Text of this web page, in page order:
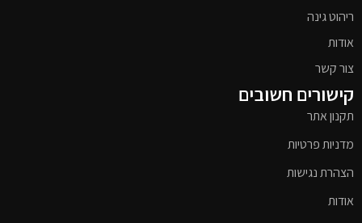
ריהוט גינה
אודות
צור קשר
קישורים חשובים
תקנון אתר
מדניות פרטיות
הצהרת נגישות
אודות